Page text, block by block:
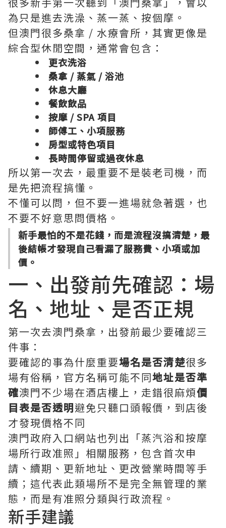
為只是進去洗澡、蒸一蒸、按個摩。
但澳門很多桑拿 / 水療會所，其實更像是
綜合型休閒空間，通常會包含：
更衣洗浴
桑拿 / 蒸氣 / 浴池
休息大廳
餐飲飲品
按摩 / SPA 項目
師傅工、小項服務
房型或特色項目
長時間停留或過夜休息
所以第一次去，最重要不是裝老司機，而
是先把流程搞懂。
不懂可以問，但不要一進場就急著選，也
不要不好意思問價格。
新手最怕的不是花錢，而是流程沒搞清楚，最
後結帳才發現自己看漏了服務費、小項或加
價。
一、出發前先確認：場
名、地址、是否正規
第一次去澳門桑拿，出發前最少要確認三
件事：
要確認的事為什麼重要場名是否清楚很多
場有俗稱，官方名稱可能不同地址是否準
確澳門不少場在酒店樓上，走錯很麻煩價
目表是否透明避免只聽口頭報價，到店後
才發現價格不同
澳門政府入口網站也列出「蒸汽浴和按摩
場所行政准照」相關服務，包含首次申
請、續期、更新地址、更改營業時間等手
續；這代表此類場所不是完全無管理的業
態，而是有准照分類與行政流程。
新手建議